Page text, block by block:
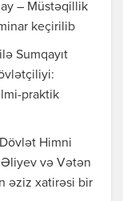
– Müstəqillik
keçirilib
Sumqayıt
praktik
Himni
və Vətən
əziz xatirəsi bir